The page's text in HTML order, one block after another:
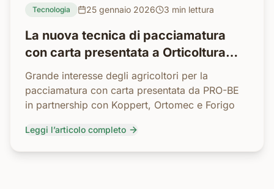
Tecnologia 25 gennaio 2026 3 min lettura
La nuova tecnica di pacciamatura
con carta presentata a Orticoltura
Tecnica in Campo 2026
Grande interesse degli agricoltori per la
pacciamatura con carta presentata da PRO-BE
in partnership con Koppert, Ortomec e Forigo
Leggi l’articolo completo